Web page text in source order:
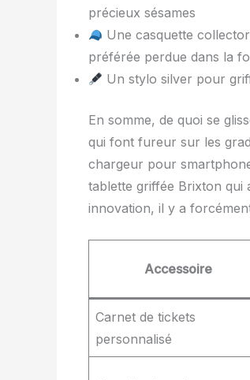
précieux sésames
Une casquette
préférée perdue dans la
Un stylo silver pour
En somme, de quoi se
qui font fureur sur les
chargeur pour
tablette griffée Brixton qui
innovation, il y a
Accessoire
Carnet de tickets
personnalisé